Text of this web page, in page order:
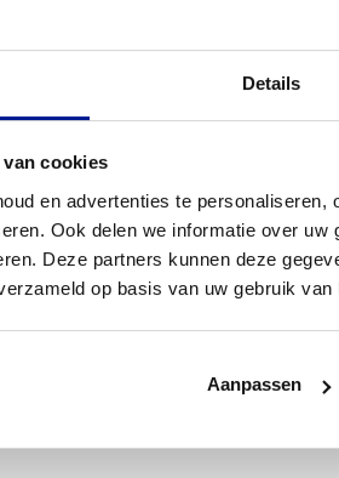
Details
cookies
en advertenties te
Ook delen we informatie over
Deze partners kunnen deze
op basis van uw gebruik van
Aanpassen